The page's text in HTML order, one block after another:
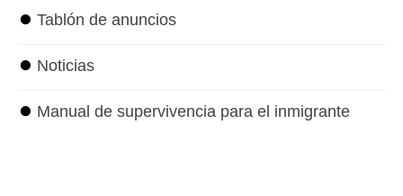
⏺ Tablón de anuncios
⏺ Noticias
⏺ Manual de supervivencia para el inmigrante